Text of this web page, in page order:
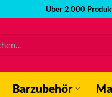
Über 2.000
Barzubehör